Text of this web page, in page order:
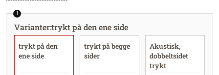
1
Varianter:trykt på den ene side
trykt på den
ene side
trykt på begge
sider
Akustisk,
dobbeltsidet
trykt